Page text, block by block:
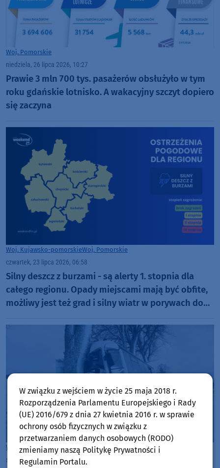
Woj. Pomorskie
niedziela, 26 lipca 2026, 10:27
Prawie 3 mln 700 tys. pasażerów obsłużyło w tym
roku gdańskie lotnisko. A wakacyjny szczyt dopiero
się zaczyna
Woj. Kujawsko-pomorskieWoj. Pomorskie
czwartek, 23 lipca 2026, 06:58
Silny deszcz z burzami - są alerty 1. stopnia dla
całego regionu. Opady miejscami mają być obfite,
możliwy jest też grad i silny wiatr w porywach do
Woj. Pomorskie
środa, 22 lipca 2026, 09:27
W związku z wejściem w życie 25 maja 2018 r.
Rozporządzenia Parlamentu Europejskiego i Rady
(UE) 2016/679 z dnia 27 kwietnia 2016 r. w sprawie
ochrony osób fizycznych w związku z
przetwarzaniem danych osobowych (RODO)
zmieniamy naszą Politykę Prywatności i
Regulamin Portalu.